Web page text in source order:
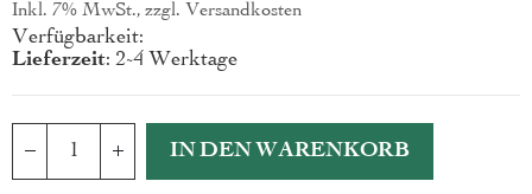
Inkl. 7% MwSt., zzgl. Versandkosten
Verfügbarkeit:
Lieferzeit: 2-4 Werktage
IN DEN WARENKORB